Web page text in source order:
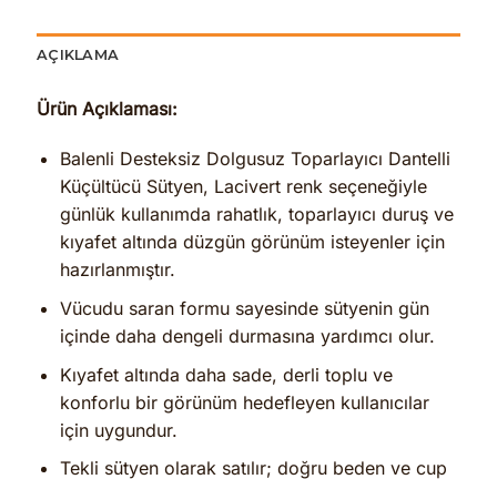
AÇIKLAMA
Ürün Açıklaması:
Balenli Desteksiz Dolgusuz Toparlayıcı Dantelli
Küçültücü Sütyen, Lacivert renk seçeneğiyle
günlük kullanımda rahatlık, toparlayıcı duruş ve
kıyafet altında düzgün görünüm isteyenler için
hazırlanmıştır.
Vücudu saran formu sayesinde sütyenin gün
içinde daha dengeli durmasına yardımcı olur.
Kıyafet altında daha sade, derli toplu ve
konforlu bir görünüm hedefleyen kullanıcılar
için uygundur.
Tekli sütyen olarak satılır; doğru beden ve cup